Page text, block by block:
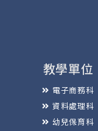
教學單位
電子商務科
資料處理科
幼兒保育科